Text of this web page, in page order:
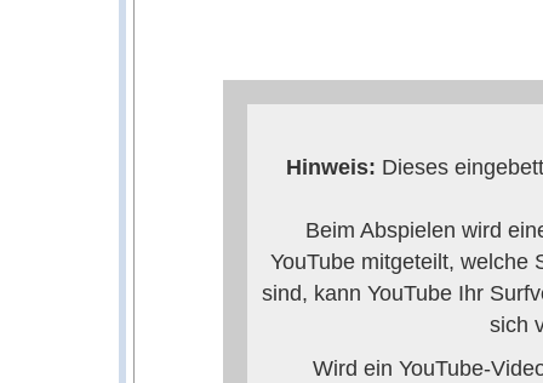
Hinweis: Dieses
Beim Abspielen wird
YouTube mitgeteilt, welche
sind, kann YouTube Ihr
sich
Wird ein YouTube-